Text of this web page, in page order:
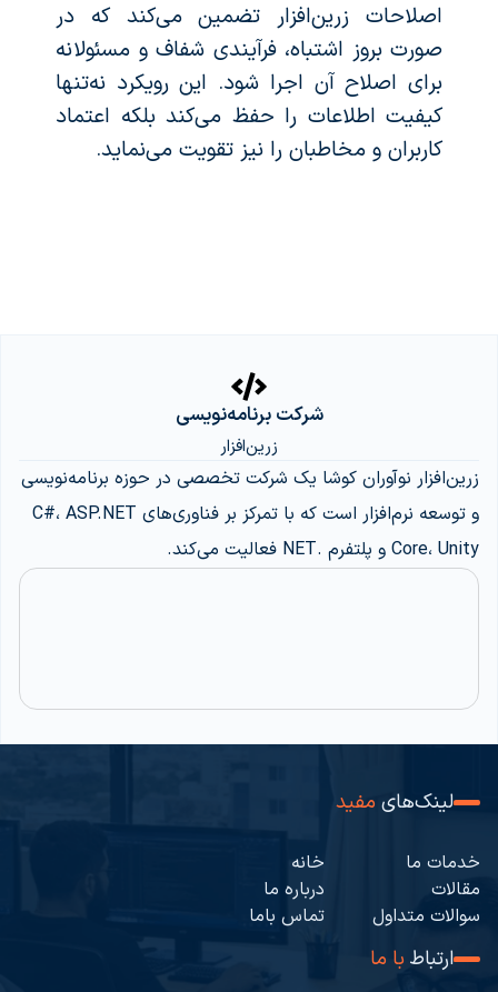
اصلاحات زرین‌افزار تضمین می‌کند که در
صورت بروز اشتباه، فرآیندی شفاف و مسئولانه
برای اصلاح آن اجرا شود. این رویکرد نه‌تنها
کیفیت اطلاعات را حفظ می‌کند بلکه اعتماد
کاربران و مخاطبان را نیز تقویت می‌نماید.
شرکت برنامه‌نویسی
زرین‌افزار
زرین‌افزار نوآوران کوشا یک شرکت تخصصی در حوزه برنامه‌نویسی
و توسعه نرم‌افزار است که با تمرکز بر فناوری‌های C#، ASP.NET
Core، Unity و پلتفرم .NET فعالیت می‌کند.
لینک‌های مفید
خدمات ما
خانه
مقالات
درباره ما
سوالات متداول
تماس باما
ارتباط با ما